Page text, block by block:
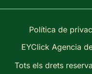
Tots els drets
Política de
EYClick Agencia